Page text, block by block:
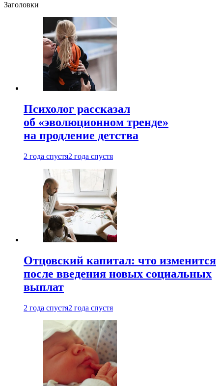
Заголовки
Психолог рассказал
об «эволюционном тренде»
на продление детства
2 года спустя2 года спустя
Отцовский капитал: что изменится
после введения новых социальных
выплат
2 года спустя2 года спустя